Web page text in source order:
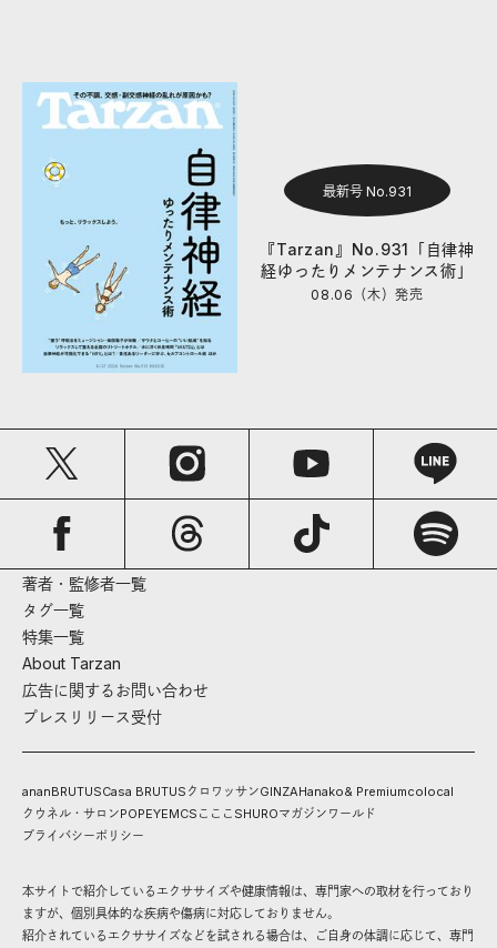
最新号 No.931
『Tarzan』No.931「自律神
経ゆったりメンテナンス術」
08.06（木）発売
著者・監修者一覧
タグ一覧
特集一覧
About Tarzan
広告に関するお問い合わせ
プレスリリース受付
ananBRUTUSCasa BRUTUS クロワッサンGINZAHanako& Premiumcolocal
クウネル・サロンPOPEYEMCS こここ SHUROマガジンワールド
プライバシーポリシー
本サイトで紹介しているエクササイズや健康情報は、専門家への取材を行っており
ますが、個別具体的な疾病や傷病に対応しておりません。
紹介されているエクササイズなどを試される場合は、ご自身の体調に応じて、専門